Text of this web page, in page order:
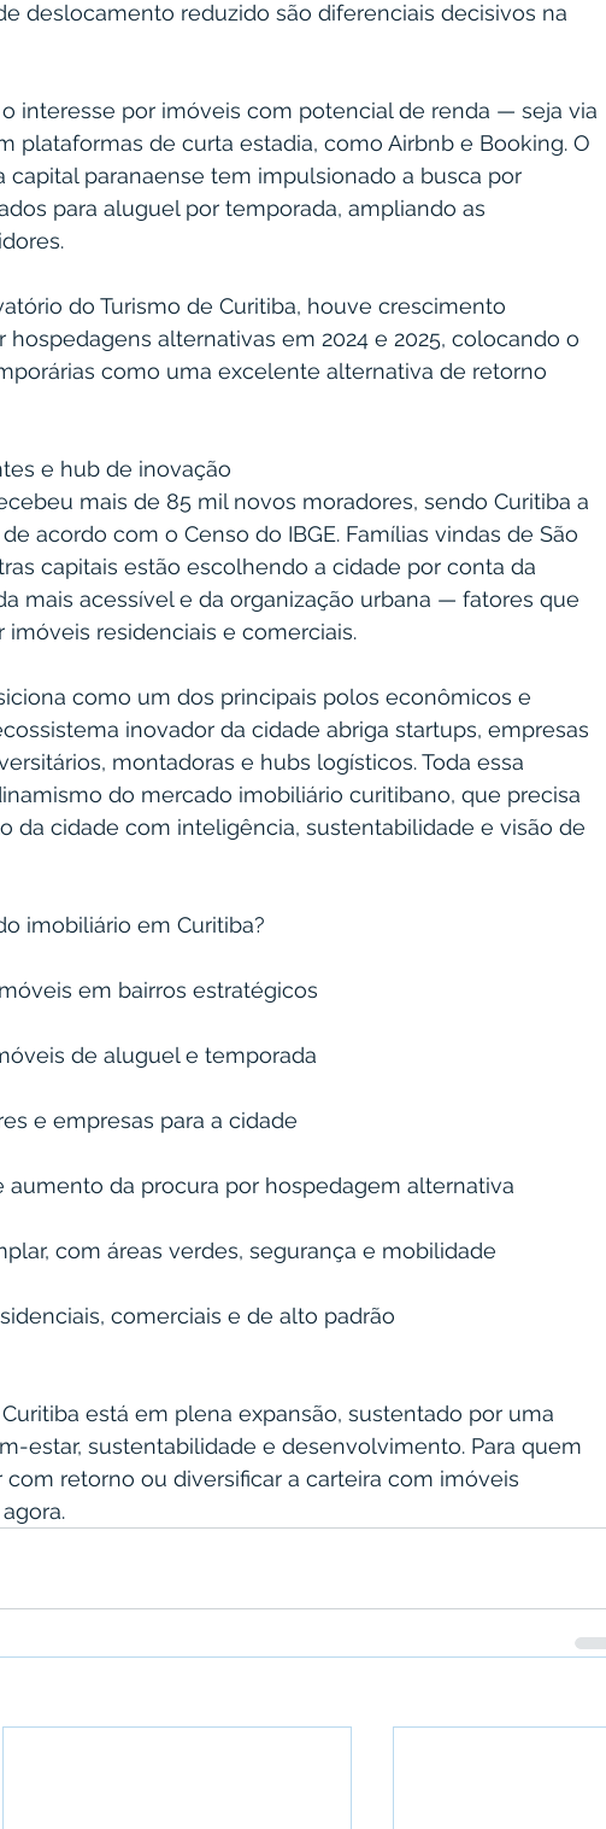
deslocamento reduzido são diferenciais decisivos na
interesse por imóveis com potencial de renda — seja via
plataformas de curta estadia, como Airbnb e Booking. O
paranaense tem impulsionado a busca por
para aluguel por temporada, ampliando as
do Turismo de Curitiba, houve crescimento
alternativas em 2024 e 2025, colocando o
como uma excelente alternativa de retorno
e hub de inovação
mais de 85 mil novos moradores, sendo Curitiba a
acordo com o Censo do IBGE. Famílias vindas de São
capitais estão escolhendo a cidade por conta da
mais acessível e da organização urbana — fatores que
residenciais e comerciais.
como um dos principais polos econômicos e
inovador da cidade abriga startups, empresas
montadoras e hubs logísticos. Toda essa
do mercado imobiliário curitibano, que precisa
da cidade com inteligência, sustentabilidade e visão de
imobiliário em Curitiba?
em bairros estratégicos
de aluguel e temporada
e empresas para a cidade
aumento da procura por hospedagem alternativa
com áreas verdes, segurança e mobilidade
comerciais e de alto padrão
está em plena expansão, sustentado por uma
estar, sustentabilidade e desenvolvimento. Para quem
retorno ou diversificar a carteira com imóveis